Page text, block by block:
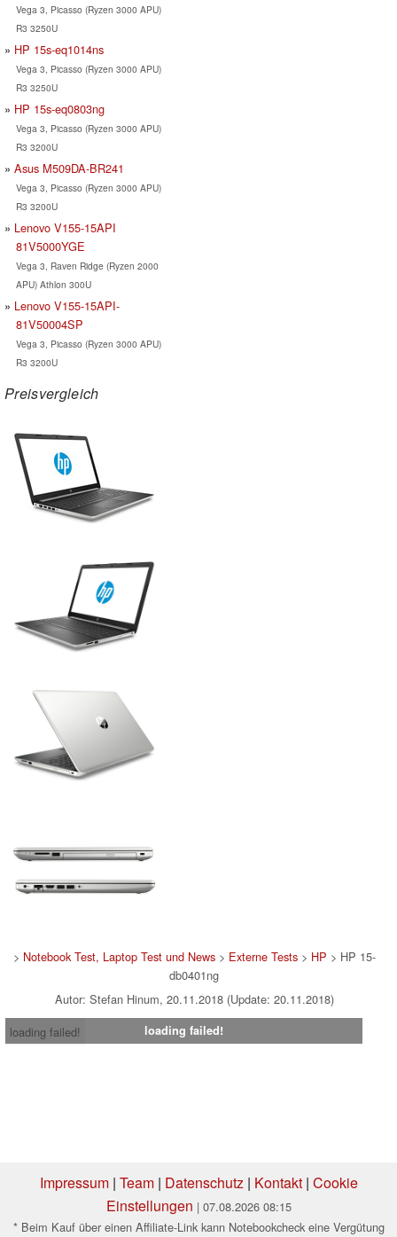
Vega 3, Picasso (Ryzen 3000 APU)
R3 3250U
HP 15s-eq1014ns
Vega 3, Picasso (Ryzen 3000 APU)
R3 3250U
HP 15s-eq0803ng
Vega 3, Picasso (Ryzen 3000 APU)
R3 3200U
Asus M509DA-BR241
Vega 3, Picasso (Ryzen 3000 APU)
R3 3200U
Lenovo V155-15API
81V5000YGE
Vega 3, Raven Ridge (Ryzen 2000
APU) Athlon 300U
Lenovo V155-15API-
81V50004SP
Vega 3, Picasso (Ryzen 3000 APU)
R3 3200U
Preisvergleich
> Notebook Test, Laptop Test und News> Externe Tests> HP > HP 15-
db0401ng
Autor: Stefan Hinum, 20.11.2018 (Update: 20.11.2018)
loading failed!
loading failed!
Impressum| Team| Datenschutz| Kontakt| Cookie
Einstellungen | 07.08.2026 08:15
* Beim Kauf über einen Affiliate-Link kann Notebookcheck eine Vergütung